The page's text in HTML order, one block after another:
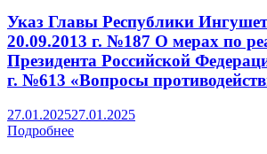
Указ Главы Республики
20.09.2013 г. №187 О мерах по
Президента Российской
г. №613 «Вопросы
27.01.202527.01.2025
Подробнее